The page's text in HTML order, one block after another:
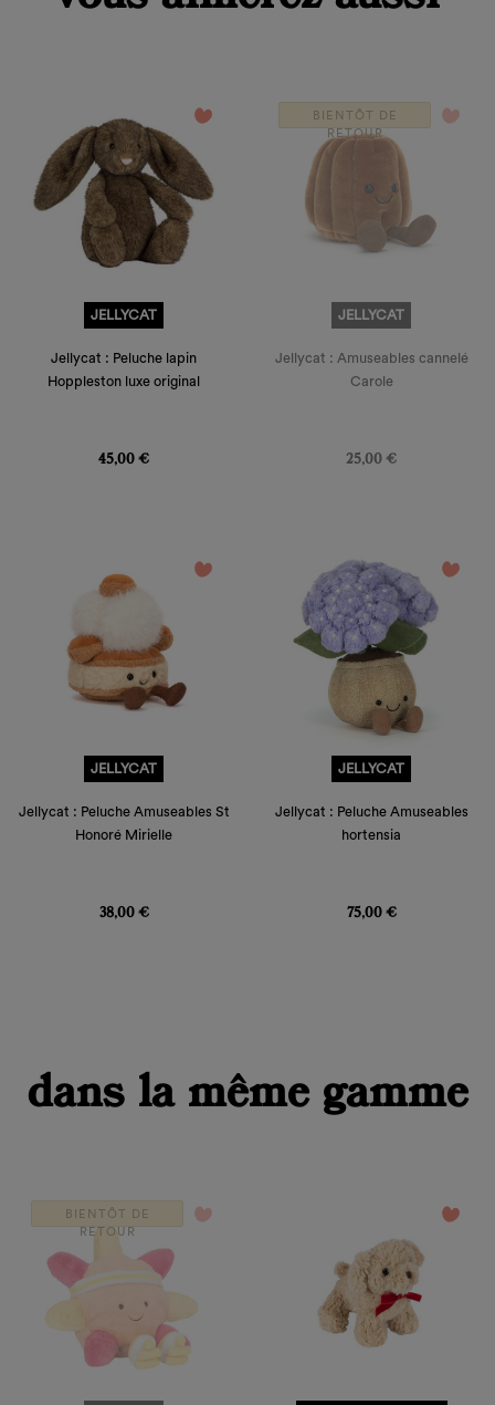
favorite_border
JELLYCAT
Jellycat : Peluche lapin
Hoppleston luxe original
45,00 €
BIENTÔT DE
RETOUR
favorite_border
JELLYCAT
Jellycat : Amuseables cannelé
Carole
25,00 €
favorite_border
JELLYCAT
Jellycat : Peluche Amuseables St
Honoré Mirielle
38,00 €
favorite_border
JELLYCAT
Jellycat : Peluche Amuseables
hortensia
75,00 €
dans la même gamme
BIENTÔT DE
RETOUR
favorite_border favorite_border